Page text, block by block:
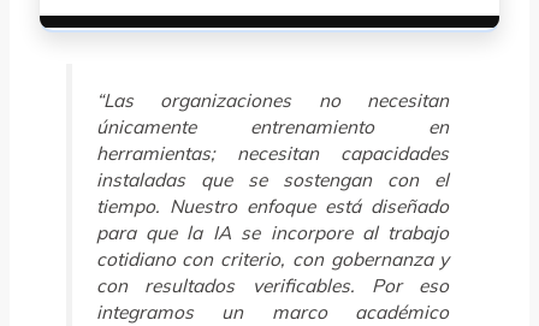
“Las organizaciones no necesitan
únicamente entrenamiento en
herramientas; necesitan capacidades
instaladas que se sostengan con el
tiempo. Nuestro enfoque está diseñado
para que la IA se incorpore al trabajo
cotidiano con criterio, con gobernanza y
con resultados verificables. Por eso
integramos un marco académico